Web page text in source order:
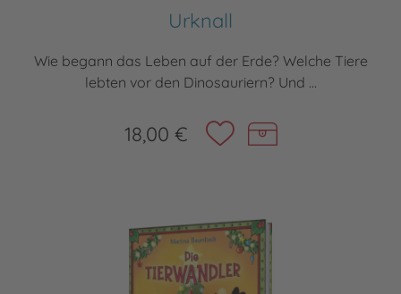
Urknall
Wie begann das Leben auf der Erde? Welche Tiere
lebten vor den Dinosauriern? Und ...
18,00 €